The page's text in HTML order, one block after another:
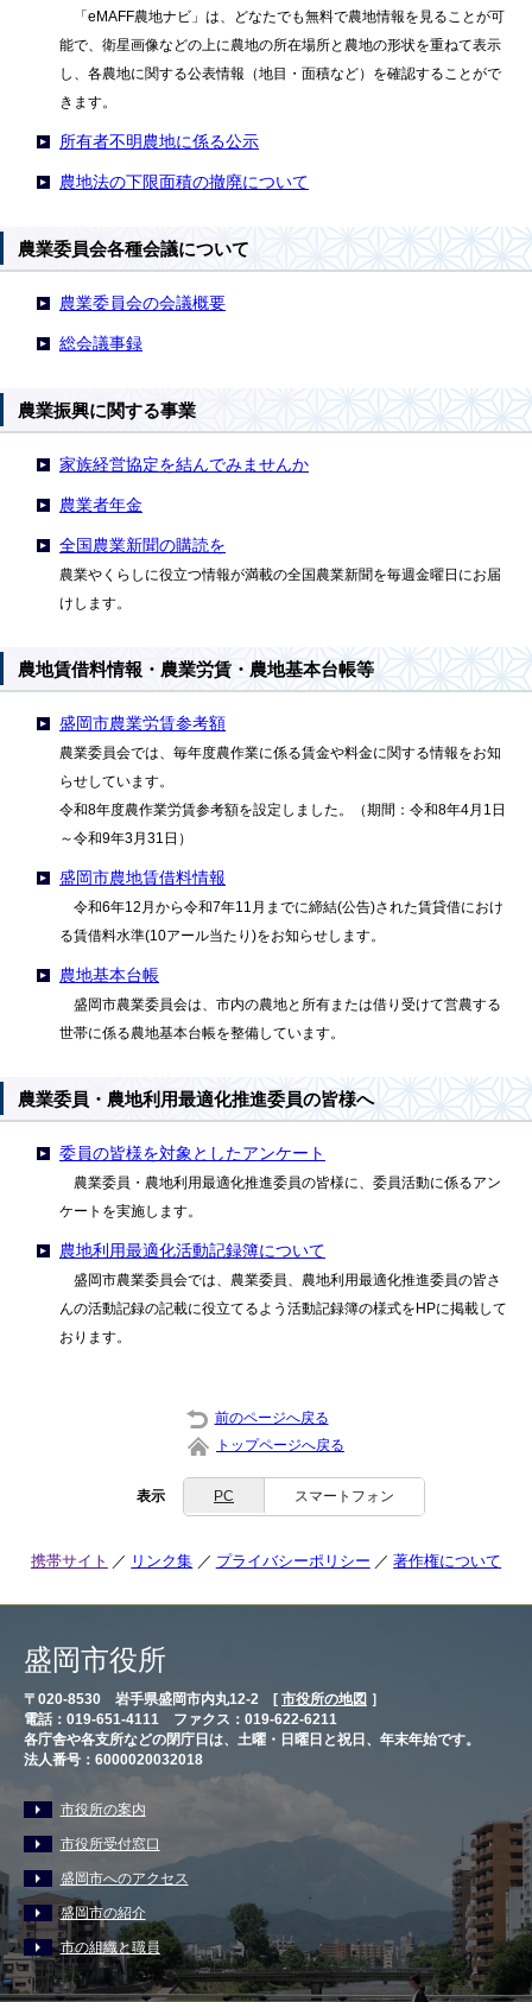
「eMAFF農地ナビ」は、どなたでも無料で農地情報を見ることが可
能で、衛星画像などの上に農地の所在場所と農地の形状を重ねて表示
し、各農地に関する公表情報（地目・面積など）を確認することがで
きます。
所有者不明農地に係る公示
農地法の下限面積の撤廃について
農業委員会各種会議について
農業委員会の会議概要
総会議事録
農業振興に関する事業
家族経営協定を結んでみませんか
農業者年金
全国農業新聞の購読を
農業やくらしに役立つ情報が満載の全国農業新聞を毎週金曜日にお届
けします。
農地賃借料情報・農業労賃・農地基本台帳等
盛岡市農業労賃参考額
農業委員会では、毎年度農作業に係る賃金や料金に関する情報をお知
らせしています。
令和8年度農作業労賃参考額を設定しました。（期間：令和8年4月1日
～令和9年3月31日）
盛岡市農地賃借料情報
令和6年12月から令和7年11月までに締結(公告)された賃貸借におけ
る賃借料水準(10アール当たり)をお知らせします。
農地基本台帳
盛岡市農業委員会は、市内の農地と所有または借り受けて営農する
世帯に係る農地基本台帳を整備しています。
農業委員・農地利用最適化推進委員の皆様へ
委員の皆様を対象としたアンケート
農業委員・農地利用最適化推進委員の皆様に、委員活動に係るアン
ケートを実施します。
農地利用最適化活動記録簿について
盛岡市農業委員会では、農業委員、農地利用最適化推進委員の皆さ
んの活動記録の記載に役立てるよう活動記録簿の様式をHPに掲載して
おります。
前のページへ戻る
トップページへ戻る
表示 PC スマートフォン
携帯サイト リンク集 プライバシーポリシー 著作権について
盛岡市役所
〒020-8530 岩手県盛岡市内丸12-2 [ 市役所の地図 ］
電話：019-651-4111 ファクス：019-622-6211
各庁舎や各支所などの閉庁日は、土曜・日曜日と祝日、年末年始です。
法人番号：6000020032018
市役所の案内
市役所受付窓口
盛岡市へのアクセス
盛岡市の紹介
市の組織と職員